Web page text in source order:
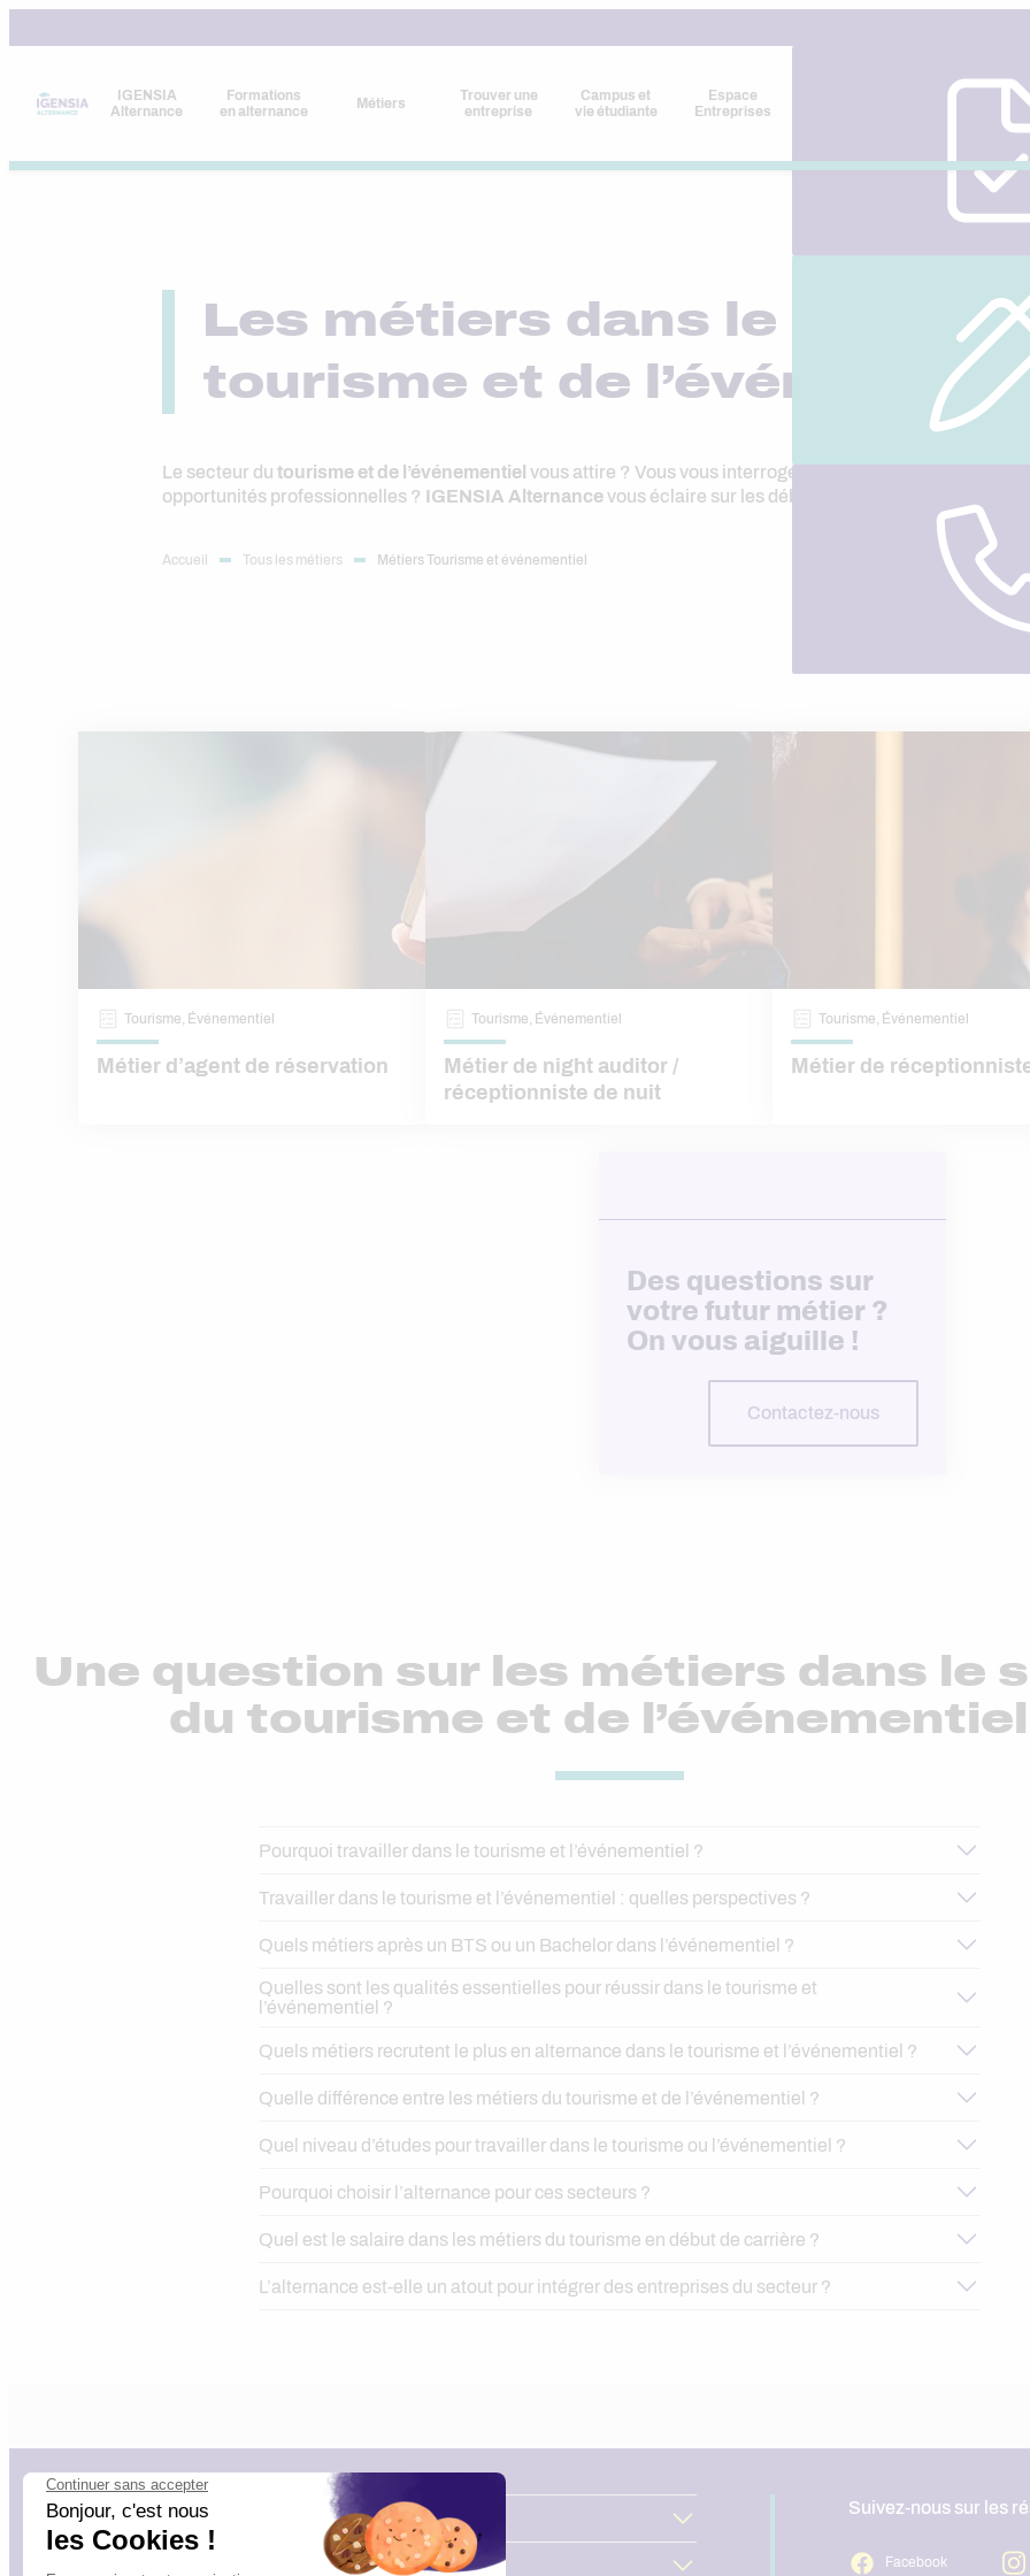
IGENSIA
Alternance
Formations
en alternance
Métiers
Trouver une
entreprise
Campus et
vie étudiante
Espace
Entreprises
Les métiers dans le secteur
tourisme et de
Le secteur du tourisme et de l’événementiel vous attire ? Vous vous interrogez sur les métiers
opportunités professionnelles ? IGENSIA Alternancevous éclaire sur les débouchés possibles dans ce
Accueil Tous les métiers Métiers Tourisme et événementiel
Tourisme, Événementiel
Métier d’agent de réservation
Tourisme, Événementiel
Métier de night auditor /
réceptionniste de nuit
Tourisme, Événementiel
Métier de
Des questions sur
votre futur métier ?
On vous aiguille !
Contactez-nous
Une question sur les métiers dans le
du tourisme et de l’événementiel
Pourquoi travailler dans le tourisme et l’événementiel ?
Travailler dans le tourisme et l’événementiel : quelles perspectives ?
Quels métiers après un BTS ou un Bachelor dans l’événementiel ?
Quelles sont les qualités essentielles pour réussir dans le tourisme et
l’événementiel ?
Quels métiers recrutent le plus en alternance dans le tourisme et l’événementiel ?
Quelle différence entre les métiers du tourisme et de l’événementiel ?
Quel niveau d’études pour travailler dans le tourisme ou l’événementiel ?
Pourquoi choisir l’alternance pour ces secteurs ?
Quel est le salaire dans les métiers du tourisme en début de carrière ?
L’alternance est-elle un atout pour intégrer des entreprises du secteur ?
Articles
Suivez-nous sur les
Facebook